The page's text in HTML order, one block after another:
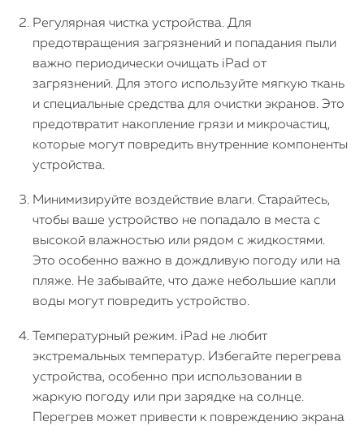
Регулярная чистка устройства. Для
предотвращения загрязнений и попадания пыли
важно периодически очищать iPad от
загрязнений. Для этого используйте мягкую ткань
и специальные средства для очистки экранов. Это
предотвратит накопление грязи и микрочастиц,
которые могут повредить внутренние компоненты
устройства.
Минимизируйте воздействие влаги. Старайтесь,
чтобы ваше устройство не попадало в места с
высокой влажностью или рядом с жидкостями.
Это особенно важно в дождливую погоду или на
пляже. Не забывайте, что даже небольшие капли
воды могут повредить устройство.
Температурный режим. iPad не любит
экстремальных температур. Избегайте перегрева
устройства, особенно при использовании в
жаркую погоду или при зарядке на солнце.
Перегрев может привести к повреждению экрана